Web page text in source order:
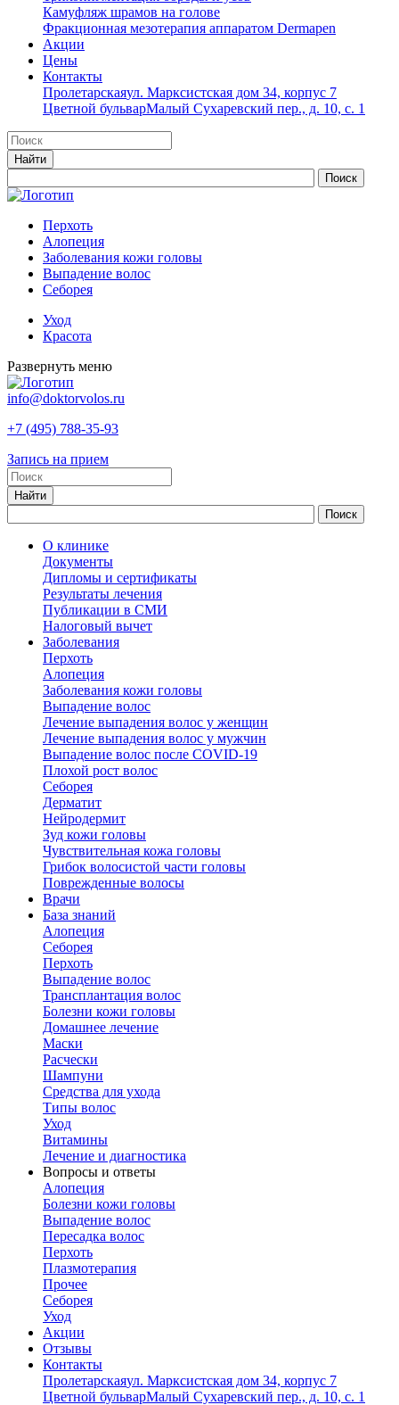
Камуфляж шрамов на голове
Фракционная мезотерапия аппаратом Dermapen
Акции
Цены
Контакты
Пролетарскаяул. Марксистская дом 34, корпус 7
Цветной бульварМалый Сухаревский пер., д. 10, с. 1
Перхоть
Алопеция
Заболевания кожи головы
Выпадение волос
Cеборея
Уход
Красота
Развернуть меню
info@doktorvolos.ru
+7 (495) 788-35-93
Запись на прием
О клинике
Документы
Дипломы и сертификаты
Результаты лечения
Публикации в СМИ
Налоговый вычет
Заболевания
Перхоть
Алопеция
Заболевания кожи головы
Выпадение волос
Лечение выпадения волос у женщин
Лечение выпадения волос у мужчин
Выпадение волос после COVID-19
Плохой рост волос
Cеборея
Дерматит
Нейродермит
Зуд кожи головы
Чувствительная кожа головы
Грибок волосистой части головы
Поврежденные волосы
Врачи
База знаний
Алопеция
Себорея
Перхоть
Выпадение волос
Трансплантация волос
Болезни кожи головы
Домашнее лечение
Маски
Расчески
Шампуни
Средства для ухода
Типы волос
Уход
Витамины
Лечение и диагностика
Вопросы и ответы
Алопеция
Болезни кожи головы
Выпадение волос
Пересадка волос
Перхоть
Плазмотерапия
Прочее
Себорея
Уход
Акции
Отзывы
Контакты
Пролетарскаяул. Марксистская дом 34, корпус 7
Цветной бульварМалый Сухаревский пер., д. 10, с. 1